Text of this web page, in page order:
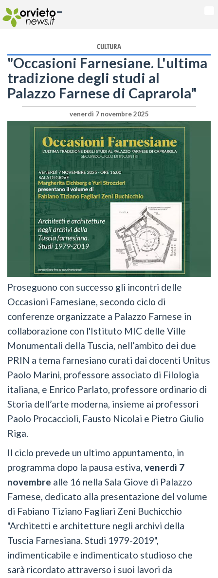
-
CULTURA
"Occasioni Farnesiane. L'ultima
tradizione degli studi al
Palazzo Farnese di Caprarola"
venerdì 7 novembre 2025
Proseguono con successo gli incontri delle
Occasioni Farnesiane, secondo ciclo di
conferenze organizzate a Palazzo Farnese in
collaborazione con l'Istituto MIC delle Ville
Monumentali della Tuscia, nell’ambito dei due
PRIN a tema farnesiano curati dai docenti Unitus
Paolo Marini, professore associato di Filologia
italiana, e Enrico Parlato, professore ordinario di
Storia dell’arte moderna, insieme ai professori
Paolo Procaccioli, Fausto Nicolai e Pietro Giulio
Riga.
Il ciclo prevede un ultimo appuntamento, in
programma dopo la pausa estiva, venerdì 7
novembre alle 16 nella Sala Giove di Palazzo
Farnese, dedicato alla presentazione del volume
di Fabiano Tiziano Fagliari Zeni Buchicchio
"Architetti e architetture negli archivi della
Tuscia Farnesiana. Studi 1979-2019",
indimenticabile e indimenticato studioso che
sarà ricordato attraverso i suoi lavori da